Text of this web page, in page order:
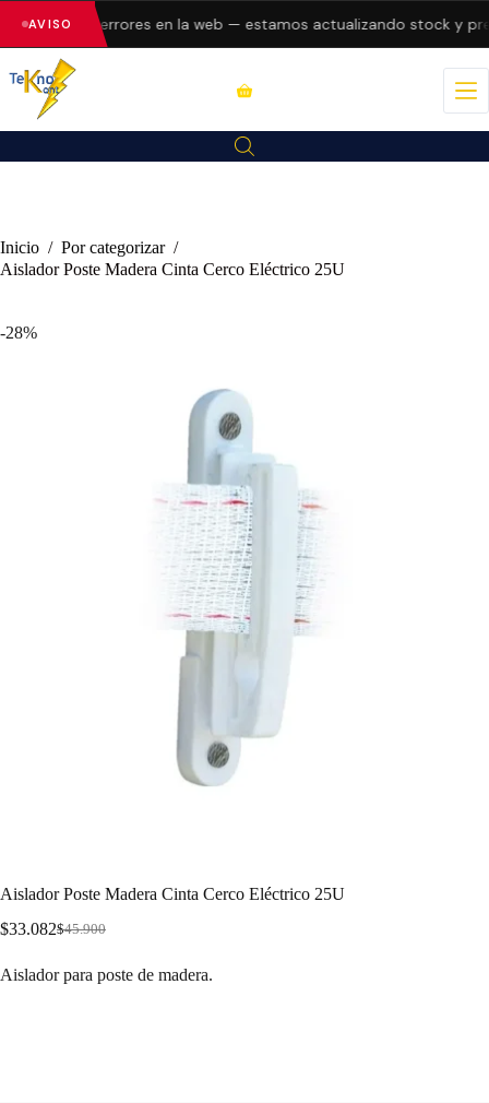
AVISO errores en la web — estamos actualizando stock y
Inicio / Por categorizar /
Aislador Poste Madera Cinta Cerco Eléctrico 25U
-28%
Aislador Poste Madera Cinta Cerco Eléctrico 25U
$45.900
$33.082
Aislador para poste de madera.